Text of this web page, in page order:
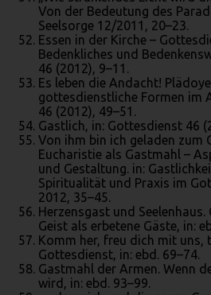
Von der Bedeutung des
Seelsorge 12/2011, 20–23.
Essen in der Kirche –
Bedenkliches und
46 (2012), 9–11.
Es leben die Andacht!
gottesdienstliche Formen im
46 (2012), 49–51.
Gastlich, in: Gottesdienst 46
Von ihm bin ich geladen zum
Eucharistie als Gastmahl –
und Gestaltung. in:
Spiritualität und Praxis im
2012, 35–45.
Herzensgast und
Geist als erbetene Gäste, in:
Komm her, freu dich mit uns,
Gottesdienst, in: ebd. 69–74.
Gastmahl der Armen. Wenn
wird, in: ebd. 93–99.